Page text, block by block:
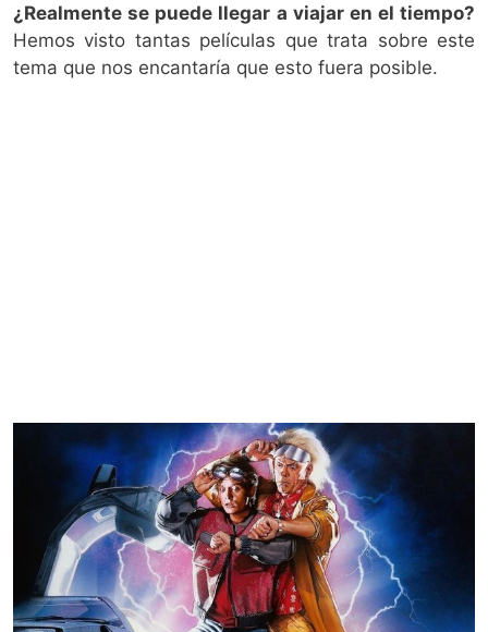
¿Realmente se puede llegar a viajar en el tiempo?
Hemos visto tantas películas que trata sobre este
tema que nos encantaría que esto fuera posible.